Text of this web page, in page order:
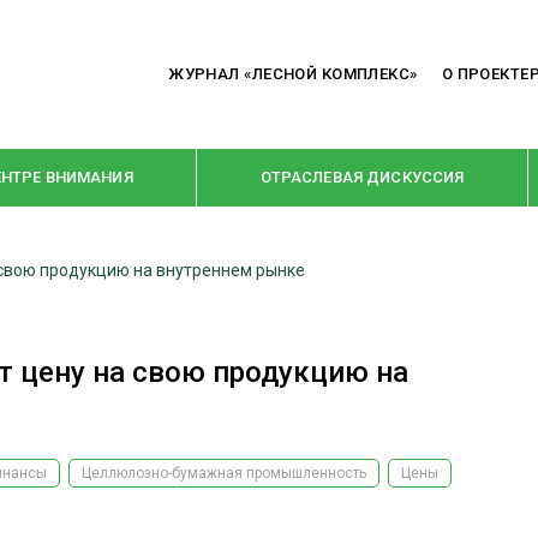
ЖУРНАЛ «ЛЕСНОЙ КОМПЛЕКС» О ПРОЕКТЕ
ВНИМАНИЯ ОТРАСЛЕВАЯ ДИСКУССИЯ
РУБРИКИ
КРУПНЫМ ПЛАНОМ
В ЦЕНТРЕ ВНИМАНИЯ
продукцию на внутреннем рынке
цену на свою продукцию на
Целлюлозно-бумажная промышленность Цены